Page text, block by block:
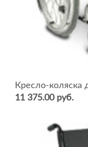
11 375.00 руб.